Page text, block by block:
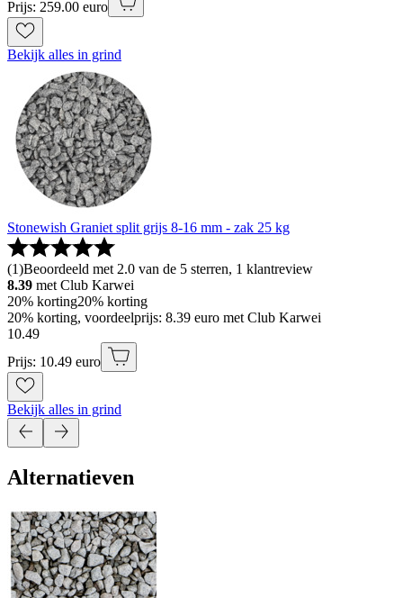
Prijs: 259.00 euro
Bekijk alles in grind
Stonewish Graniet split grijs 8-16 mm - zak 25 kg
(1)Beoordeeld met 2.0 van de 5 sterren, 1 klantreview
8.39 met Club Karwei
20% korting20% korting
20% korting, voordeelprijs: 8.39 euro met Club Karwei
10.49
Prijs: 10.49 euro
Bekijk alles in grind
Alternatieven